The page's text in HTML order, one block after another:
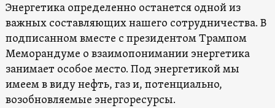
Энергетика определенно останется одной из
важных составляющих нашего сотрудничества. В
подписанном вместе с президентом Трампом
Меморандуме о взаимопонимании энергетика
занимает особое место. Под энергетикой мы
имеем в виду нефть, газ и, потенциально,
возобновляемые энергоресурсы.